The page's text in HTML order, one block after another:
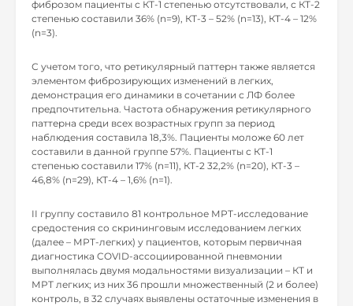
фиброзом пациенты с КТ-1 степенью отсутствовали, с КТ-2
степенью составили 36% (n=9), КТ-3 – 52% (n=13), КТ-4 – 12%
(n=3).
С учетом того, что ретикулярный паттерн также является
элементом фиброзирующих изменений в легких,
демонстрация его динамики в сочетании с ЛФ более
предпочтительна. Частота обнаружения ретикулярного
паттерна среди всех возрастных групп за период
наблюдения составила 18,3%. Пациенты моложе 60 лет
составили в данной группе 57%. Пациенты с КТ-1
степенью составили 17% (n=11), КТ-2 32,2% (n=20), КТ-3 –
46,8% (n=29), КТ-4 – 1,6% (n=1).
II группу составило 81 контрольное МРТ-исследование
средостения со скрининговым исследованием легких
(далее – МРТ-легких) у пациентов, которым первичная
диагностика COVID-ассоциированной пневмонии
выполнялась двумя модальностями визуализации – КТ и
МРТ легких; из них 36 прошли множественный (2 и более)
контроль, в 32 случаях выявлены остаточные изменения в